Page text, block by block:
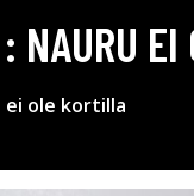
NAURU
ei ole kortilla